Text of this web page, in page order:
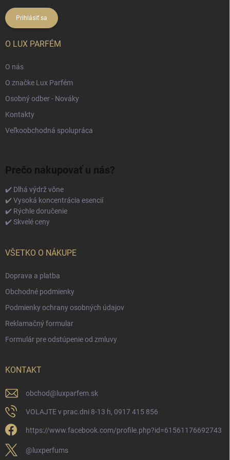
Prihlásiť sa
O LUX PARFÉM
O nás
O značke Lux Parfém
Osobný odber - Nováky
Kontakty
Veľkoobchodná spolupráca
Prečo nakupovať u nás?
✔️ Dlhá výdrž vône
✔️ Vysoká koncentrácia esencií
✔️ Rýchle doručenie
✔️ Skvelé ceny
VŠETKO O NÁKUPE
Doprava a platba
Obchodné podmienky
Podmienky ochrany osobných údajov
Reklamačný formular
Formulár pre odstúpenie od zmluvy
KONTAKT
obchod@ luxparfem.sk
VOLAJTE v prac.dni 8-13 h, 0917 415 856
https://www.facebook.com/profile.php?id=61561176692743
@luxperfums